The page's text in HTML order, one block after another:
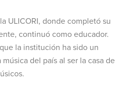
ULICORI, donde completó su
continuó como educador.
la institución ha sido un
música del país al ser la casa de